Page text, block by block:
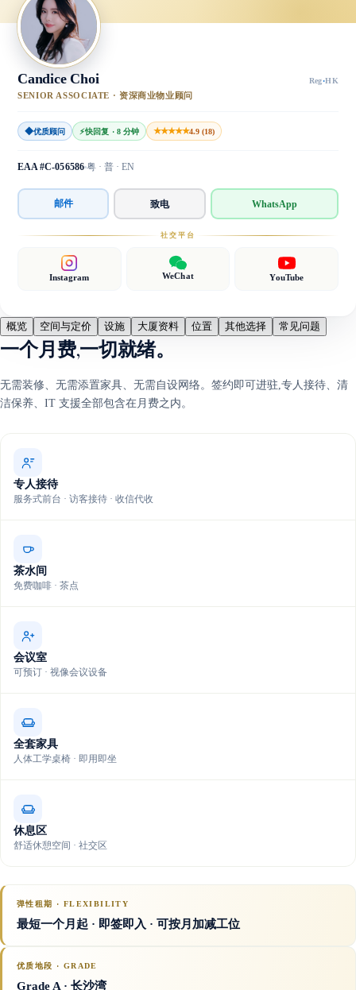
Candice Choi Reg·HK
SENIOR ASSOCIATE · 资深商业物业顾问
◆优质顾问 ⚡快回复 · 8 分钟 ★★★★★4.9 (18)
EAA #C-056586 粤 · 普 · EN
邮件 致电 WhatsApp
社交平台
Instagram WeChat YouTube
概览 空间与定价 设施 大厦资料 位置 其他选择 常见问题
一个月费,一切就绪。
无需装修、无需添置家具、无需自设网络。签约即可进驻,专人接待、清
洁保养、IT 支援全部包含在月费之内。
专人接待
服务式前台 · 访客接待 · 收信代收
茶水间
免费咖啡 · 茶点
会议室
可预订 · 视像会议设备
全套家具
人体工学桌椅 · 即用即坐
休息区
舒适休憩空间 · 社交区
弹性租期 · FLEXIBILITY
最短一个月起 · 即签即入 · 可按月加减工位
优质地段 · GRADE
Grade A· 长沙湾